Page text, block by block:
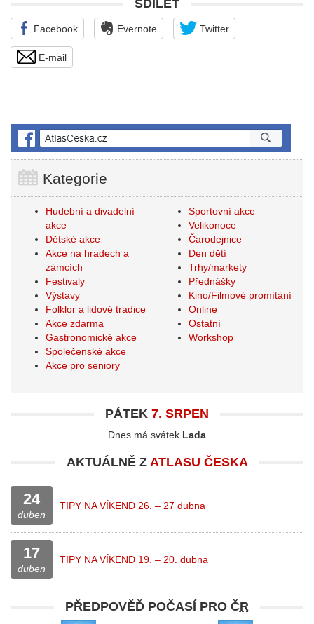
SDÍLET
Facebook Evernote Twitter
E-mail
Kategorie
Hudební a divadelní
akce
Dětské akce
Akce na hradech a
zámcích
Festivaly
Výstavy
Folklor a lidové tradice
Akce zdarma
Gastronomické akce
Společenské akce
Akce pro seniory
Sportovní akce
Velikonoce
Čarodejnice
Den dětí
Trhy/markety
Přednášky
Kino/Filmové promítání
Online
Ostatní
Workshop
PÁTEK 7. SRPEN
Dnes má svátek Lada
AKTUÁLNĚ Z ATLASU ČESKA
24
duben
TIPY NA VÍKEND 26. – 27 dubna
17
duben
TIPY NA VÍKEND 19. – 20. dubna
PŘEDPOVĚĎ POČASÍ PRO ČR